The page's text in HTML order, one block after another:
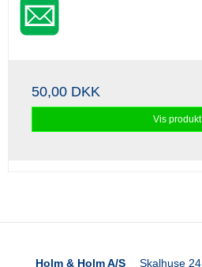
50,00 DKK
Vis produkt
Holm & Holm A/S Skalhuse 24